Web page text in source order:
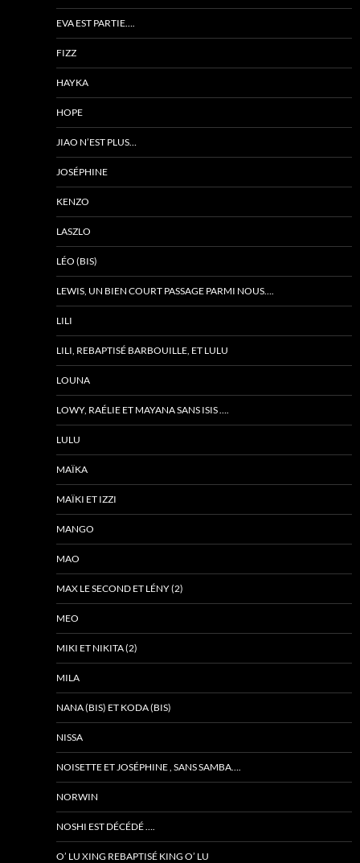
EVA EST PARTIE….
FIZZ
HAYKA
HOPE
JIAO N’EST PLUS…
JOSÉPHINE
KENZO
LASZLO
LÉO (BIS)
LEWIS, UN BIEN COURT PASSAGE PARMI NOUS….
LILI
LILI, REBAPTISÉ BARBOUILLE, ET LULU
LOUNA
LOWY, RAÉLIE ET MAYANA SANS ISIS ….
LULU
MAÏKA
MAÏKI ET IZZI
MANGO
MAO
MAX LE SECOND ET LÉNY (2)
MEO
MIKI ET NIKITA (2)
MILA
NANA (BIS) ET KODA (BIS)
NISSA
NOISETTE ET JOSÉPHINE , SANS SAMBA….
NORWIN
NOSHI EST DÉCÉDÉ ….
O’ LU XING REBAPTISÉ KING O’ LU